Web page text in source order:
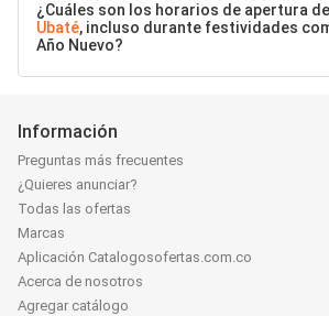
¿Cuáles son los horarios de apertura
Ubaté, incluso durante festividades
Año Nuevo?
Información
Preguntas más frecuentes
¿Quieres anunciar?
Todas las ofertas
Marcas
Aplicación Catalogosofertas.com.co
Acerca de nosotros
Agregar catálogo